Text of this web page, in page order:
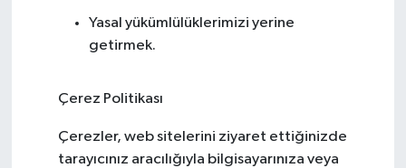
Yasal yükümlülüklerimizi yerine
getirmek.
Çerez Politikası
Çerezler, web sitelerini ziyaret ettiğinizde
tarayıcınız aracılığıyla bilgisayarınıza veya